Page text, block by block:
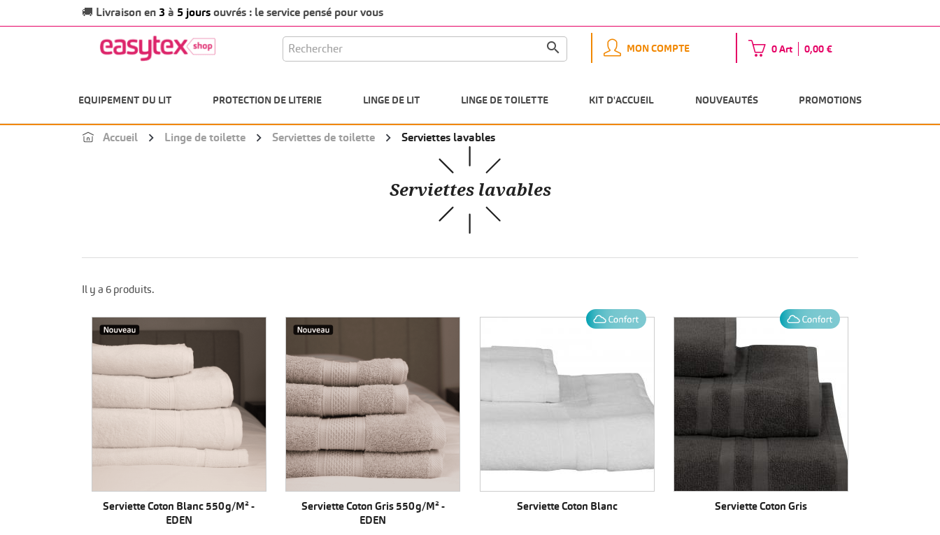
🚚 Livraison en 3 à 5 joursouvrés : le service pensé pour vous
 MON COMPTE 0 Art 0,00 €
EQUIPEMENT DU LIT PROTECTION DE LITERIE LINGE DE LIT LINGE DE TOILETTE KIT D'ACCUEIL NOUVEAUTÉS PROMOTIONS
Accueil Linge de toilette Serviettes de toilette Serviettes lavables
Serviettes lavables
Il y a 6 produits.
VOIR LE PRODUIT
Serviette Coton Blanc 550g/m² -
EDEN
VOIR LE PRODUIT
Serviette Coton Gris 550g/m² -
EDEN
VOIR LE PRODUIT
Serviette Coton Blanc VOIR LE PRODUIT
Serviette Coton Gris